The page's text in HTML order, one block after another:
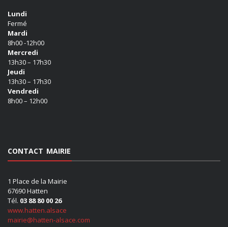
Lundi
Fermé
Mardi
8h00 -12h00
Mercredi
13h30 – 17h30
Jeudi
13h30 – 17h30
Vendredi
8h00 – 12h00
CONTACT MAIRIE
1 Place de la Mairie
67690 Hatten
Tél. 03 88 80 00 26
www.hatten.alsace
mairie@hatten-alsace.com